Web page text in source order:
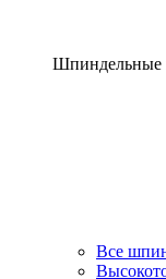
Шпиндельные
Все